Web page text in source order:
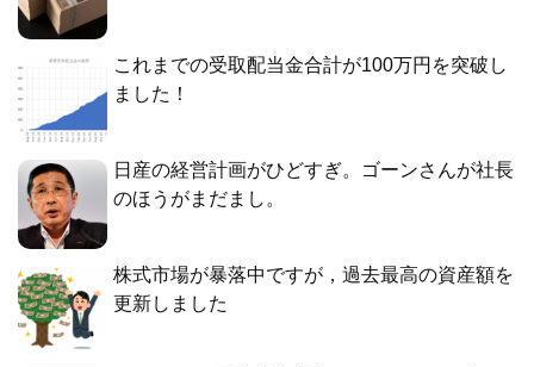
これまでの受取配当金合計が100万円を突破し
ました！
日産の経営計画がひどすぎ。ゴーンさんが社長
のほうがまだまし。
株式市場が暴落中ですが，過去最高の資産額を
更新しました